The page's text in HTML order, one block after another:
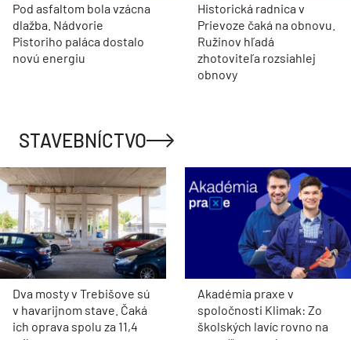
Pod asfaltom bola vzácna
dlažba. Nádvorie
Pistoriho paláca dostalo
novú energiu
Historická radnica v
Prievoze čaká na obnovu.
Ružinov hľadá
zhotoviteľa rozsiahlej
obnovy
STAVEBNÍCTVO
Dva mosty v Trebišove sú
v havarijnom stave. Čaká
ich oprava spolu za 11,4
Akadémia praxe v
spoločnosti Klimak: Zo
školských lavíc rovno na